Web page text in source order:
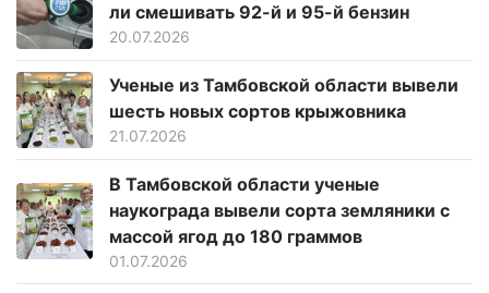
ли смешивать 92-й и 95-й бензин
20.07.2026
Ученые из Тамбовской области вывели
шесть новых сортов крыжовника
21.07.2026
В Тамбовской области ученые
наукограда вывели сорта земляники с
массой ягод до 180 граммов
01.07.2026